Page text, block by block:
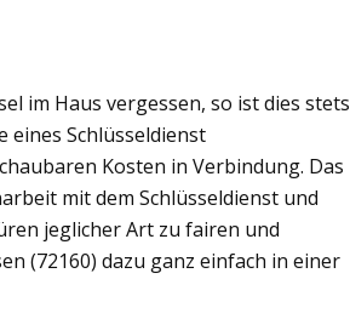
im Haus vergessen, so ist dies stets
eines Schlüsseldienst
Kosten in Verbindung. Das
mit dem Schlüsseldienst und
jeglicher Art zu fairen und
(72160) dazu ganz einfach in einer